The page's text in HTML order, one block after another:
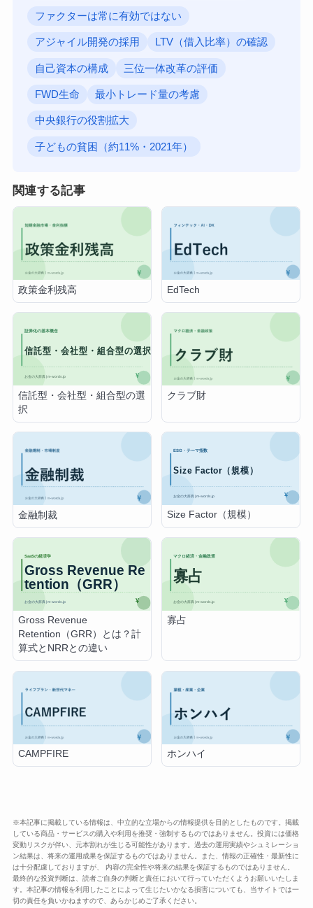
ファクターは常に有効ではない
アジャイル開発の採用 LTV（借入比率）の確認
自己資本の構成 三位一体改革の評価
FWD生命 最小トレード量の考慮
中央銀行の役割拡大
子どもの貧困（約11%・2021年）
関連する記事
政策金利残高 EdTech
信託型・会社型・組合型の選
択
クラブ財
金融制裁 Size Factor（規模）
Gross Revenue
Retention（GRR）とは？計
算式とNRRとの違い
寡占
CAMPFIRE ホンハイ
※本記事に掲載している情報は、中立的な立場からの情報提供を目的としたものです。掲載
している商品・サービスの購入や利用を推奨・強制するものではありません。投資には価格
変動リスクが伴い、元本割れが生じる可能性があります。過去の運用実績やシュミレーショ
ン結果は、将来の運用成果を保証するものではありません。また、情報の正確性・最新性に
は十分配慮しておりますが、 内容の完全性や将来の結果を保証するものではありません。
最終的な投資判断は、読者ご自身の判断と責任において行っていただくようお願いいたしま
す。本記事の情報を利用したことによって生じたいかなる損害についても、当サイトでは一
切の責任を負いかねますので、あらかじめご了承ください。